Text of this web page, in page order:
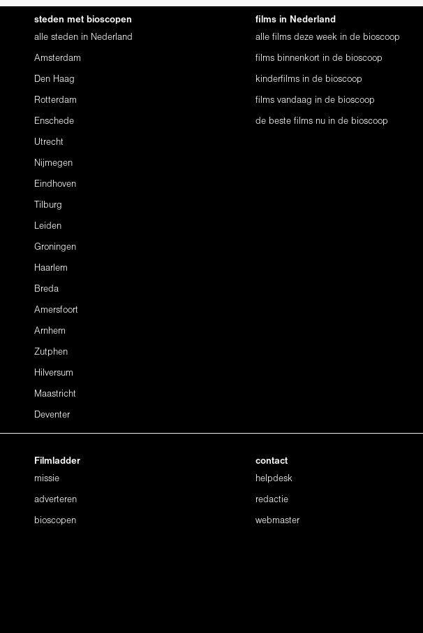
steden met bioscopen
alle steden in Nederland
Amsterdam
Den Haag
Rotterdam
Enschede
Utrecht
Nijmegen
Eindhoven
Tilburg
Leiden
Groningen
Haarlem
Breda
Amersfoort
Arnhem
Zutphen
Hilversum
Maastricht
Deventer
films in Nederland
alle films deze week in de bioscoop
films binnenkort in de bioscoop
kinderfilms in de bioscoop
films vandaag in de bioscoop
de beste films nu in de bioscoop
Filmladder
missie
adverteren
bioscopen
contact
helpdesk
redactie
webmaster